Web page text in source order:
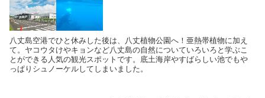
八丈島空港でひと休みした後は、八丈植物公園へ！亜熱帯植物に加え
て。ヤコウタけやキョンなど八丈島の自然についていろいろと学ぶこ
とができる人気の観光スポットです。底土海岸やすばらしい池でもや
っぱりシュノーケルしてしまいました。